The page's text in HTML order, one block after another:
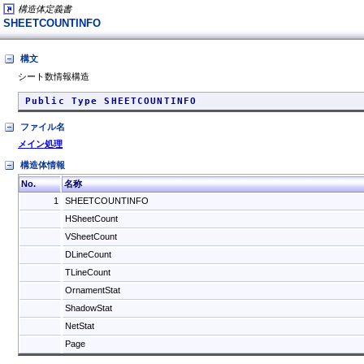
構造体定義書
SHEETCOUNTINFO
構文
シート数情報構造
Public Type SHEETCOUNTINFO
ファイル名
メイン処理
構造体情報
No.
名称
1
SHEETCOUNTINFO
HSheetCount
VSheetCount
DLineCount
TLineCount
OrnamentStat
ShadowStat
NetStat
Page